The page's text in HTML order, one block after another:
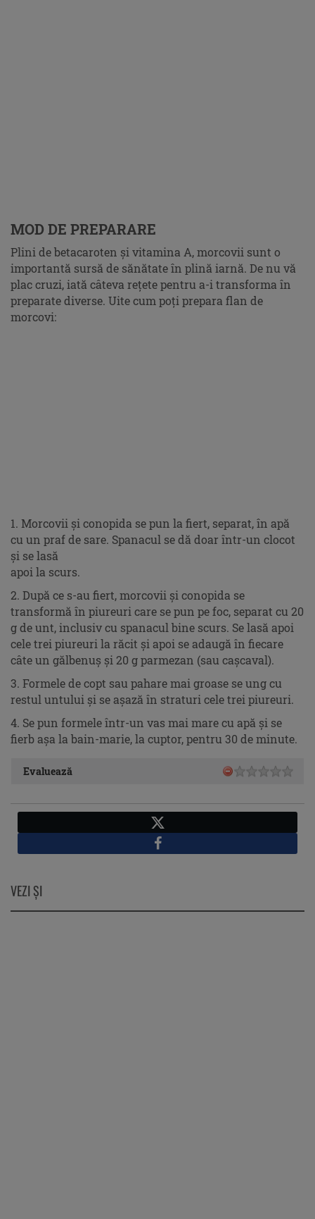
MOD DE PREPARARE
Plini de betacaroten şi vitamina A, morcovii sunt o
importantă sursă de sănătate în plină iarnă. De nu vă
plac cruzi, iată câteva reţete pentru a-i transforma în
preparate diverse. Uite cum poţi prepara flan de
morcovi:
1. Morcovii şi conopida se pun la fiert, separat, în apă
cu un praf de sare. Spanacul se dă doar într-un clocot
şi se lasă
apoi la scurs.
2. După ce s-au fiert, morcovii şi conopida se
transformă în piureuri care se pun pe foc, separat cu 20
g de unt, inclusiv cu spanacul bine scurs. Se lasă apoi
cele trei piureuri la răcit şi apoi se adaugă în fiecare
câte un gălbenuş şi 20 g parmezan (sau caşcaval).
3. Formele de copt sau pahare mai groase se ung cu
restul untului şi se aşază în straturi cele trei piureuri.
4. Se pun formele într-un vas mai mare cu apă şi se
fierb aşa la bain-marie, la cuptor, pentru 30 de minute.
Evaluează
XFacebook
VEZI ŞI